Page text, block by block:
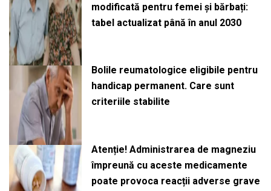
modificată pentru femei și bărbați:
tabel actualizat până în anul 2030
Bolile reumatologice eligibile pentru
handicap permanent. Care sunt
criteriile stabilite
Atenție! Administrarea de magneziu
împreună cu aceste medicamente
poate provoca reacții adverse grave